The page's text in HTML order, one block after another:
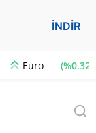
İNDİR
Euro (%0.32)